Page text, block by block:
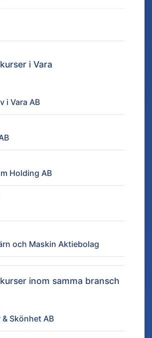
i Vara
i Vara AB
Holding AB
och Maskin Aktiebolag
inom samma bransch
Skönhet AB